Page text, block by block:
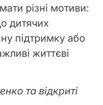
різні мотиви:
дитячих
підтримку або
життєві
та відкриті